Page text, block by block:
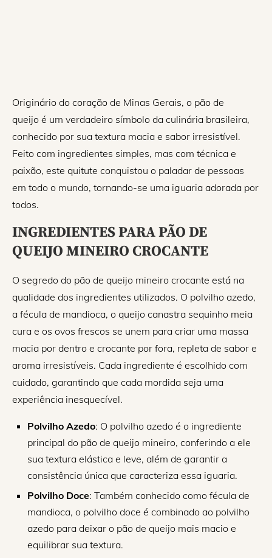
Originário do coração de Minas Gerais, o pão de
queijo é um verdadeiro símbolo da culinária brasileira,
conhecido por sua textura macia e sabor irresistível.
Feito com ingredientes simples, mas com técnica e
paixão, este quitute conquistou o paladar de pessoas
em todo o mundo, tornando-se uma iguaria adorada por
todos.
INGREDIENTES PARA PÃO DE
QUEIJO MINEIRO CROCANTE
O segredo do pão de queijo mineiro crocante está na
qualidade dos ingredientes utilizados. O polvilho azedo,
a fécula de mandioca, o queijo canastra sequinho meia
cura e os ovos frescos se unem para criar uma massa
macia por dentro e crocante por fora, repleta de sabor e
aroma irresistíveis. Cada ingrediente é escolhido com
cuidado, garantindo que cada mordida seja uma
experiência inesquecível.
Polvilho Azedo: O polvilho azedo é o ingrediente
principal do pão de queijo mineiro, conferindo a ele
sua textura elástica e leve, além de garantir a
consistência única que caracteriza essa iguaria.
Polvilho Doce: Também conhecido como fécula de
mandioca, o polvilho doce é combinado ao polvilho
azedo para deixar o pão de queijo mais macio e
equilibrar sua textura.